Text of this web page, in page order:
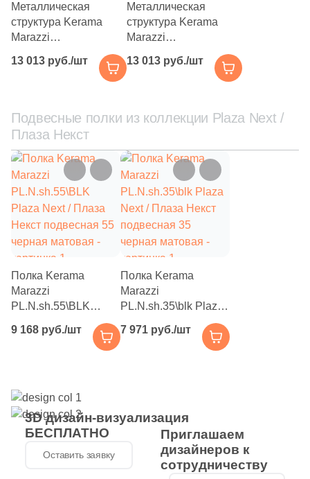
Металлическая
структура Kerama
Marazzi
Plaza Next / Плаза
Некст подвесная 80
13 013 руб./шт
Металлическая
структура Kerama
Marazzi
Plaza Next / Плаза
Некст напольная 80
13 013 руб./шт
Подвесные полки из коллекции Plaza Next /
Плаза Некст
Полка Kerama
Marazzi
PL.N.sh.55\BLK
Plaza Next / Плаза
Некст подвесная 55
9 168 руб./шт
Полка Kerama
Marazzi
PL.N.sh.35\blk Plaza
Next / Плаза Некст
подвесная 35
7 971 руб./шт
3D дизайн-визуализация
БЕСПЛАТНО
Оставить заявку
Приглашаем
дизайнеров к
сотрудничеству